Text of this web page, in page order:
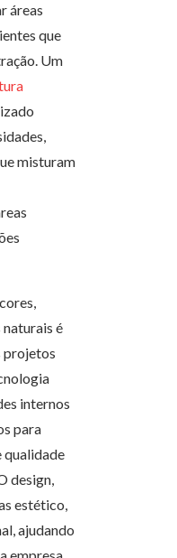
áreas
que
Um
misturam
é
projetos
internos
para
design,
estético,
ajudando